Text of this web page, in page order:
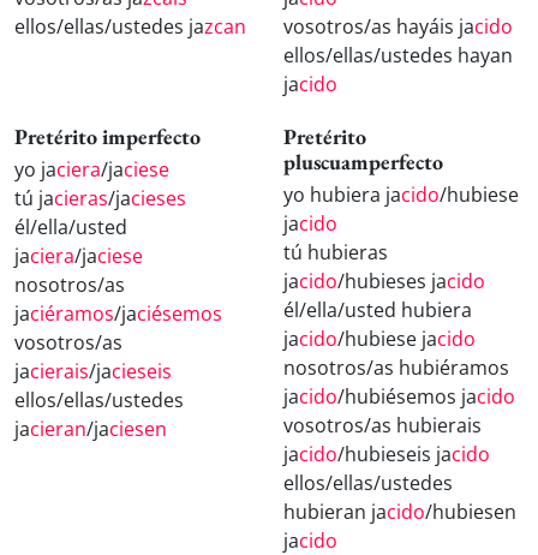
ellos/ellas/ustedes jazcan
vosotros/as hayáis jacido
ellos/ellas/ustedes hayan
jacido
Pretérito imperfecto
yo jaciera/jaciese
tú jacieras/jacieses
él/ella/usted
jaciera/jaciese
nosotros/as
jaciéramos/jaciésemos
vosotros/as
jacierais/jacieseis
ellos/ellas/ustedes
jacieran/jaciesen
Pretérito
pluscuamperfecto
yo hubiera jacido/hubiese
jacido
tú hubieras
jacido/hubieses jacido
él/ella/usted hubiera
jacido/hubiese jacido
nosotros/as hubiéramos
jacido/hubiésemos jacido
vosotros/as hubierais
jacido/hubieseis jacido
ellos/ellas/ustedes
hubieran jacido/hubiesen
jacido